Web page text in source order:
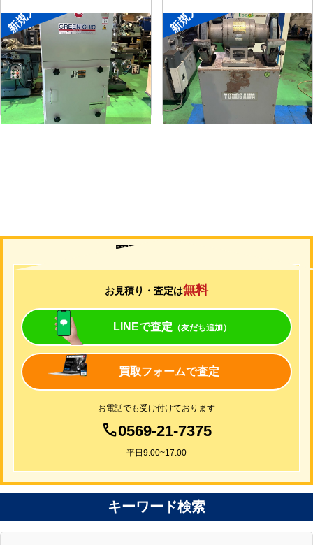
新規入荷
集塵機
メーカー
形 式RD100-1-1.5M
年
新規入荷
両頭グラインダー
メーカー 淀川電機
形 FG-255T
年
買取について
お見積り・査定は無料
LINEで査定 （友だち追加）
買取フォームで査定
お電話でも受け付けております
0569-21-7375
平日9:00~17:00
キーワード検索